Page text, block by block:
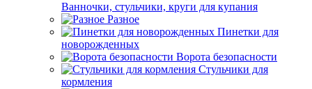
Ванночки, стульчики, круги для купания
Разное
Пинетки для
новорожденных
Ворота безопасности
Стульчики для
кормления